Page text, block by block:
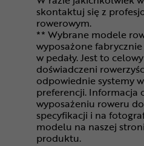
skontaktuj się z
rowerowym.
** Wybrane modele
wyposażone
w pedały. Jest to
doświadczeni
odpowiednie systemy
preferencji. Informacja
wyposażeniu roweru
specyfikacji i na
modelu na naszej
produktu.